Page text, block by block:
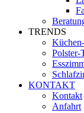
TRENDS
Polster-
KONTAKT
Kontakt
Anfahrt